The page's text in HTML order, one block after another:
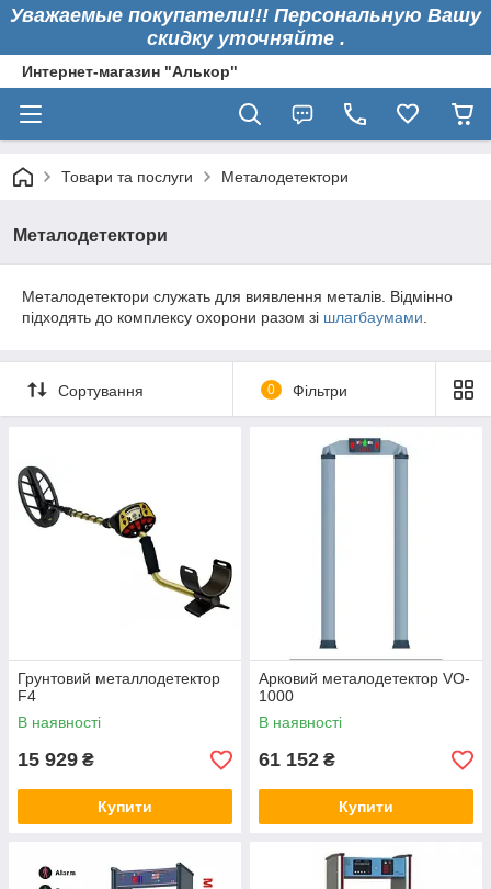
Уважаемые покупатели!!! Персональную Вашу
скидку уточняйте .
Интернет-магазин "Алькор"
Товари та послуги Металодетектори
Металодетектори
Металодетектори служать для виявлення металів. Відмінно
підходять до комплексу охорони разом зі шлагбаумами
Сортування 0 Фільтри
Грунтовий металлодетектор
F4
В наявності
15 929 ₴
Купити
Арковий металодетектор VO-
1000
В наявності
61 152 ₴
Купити